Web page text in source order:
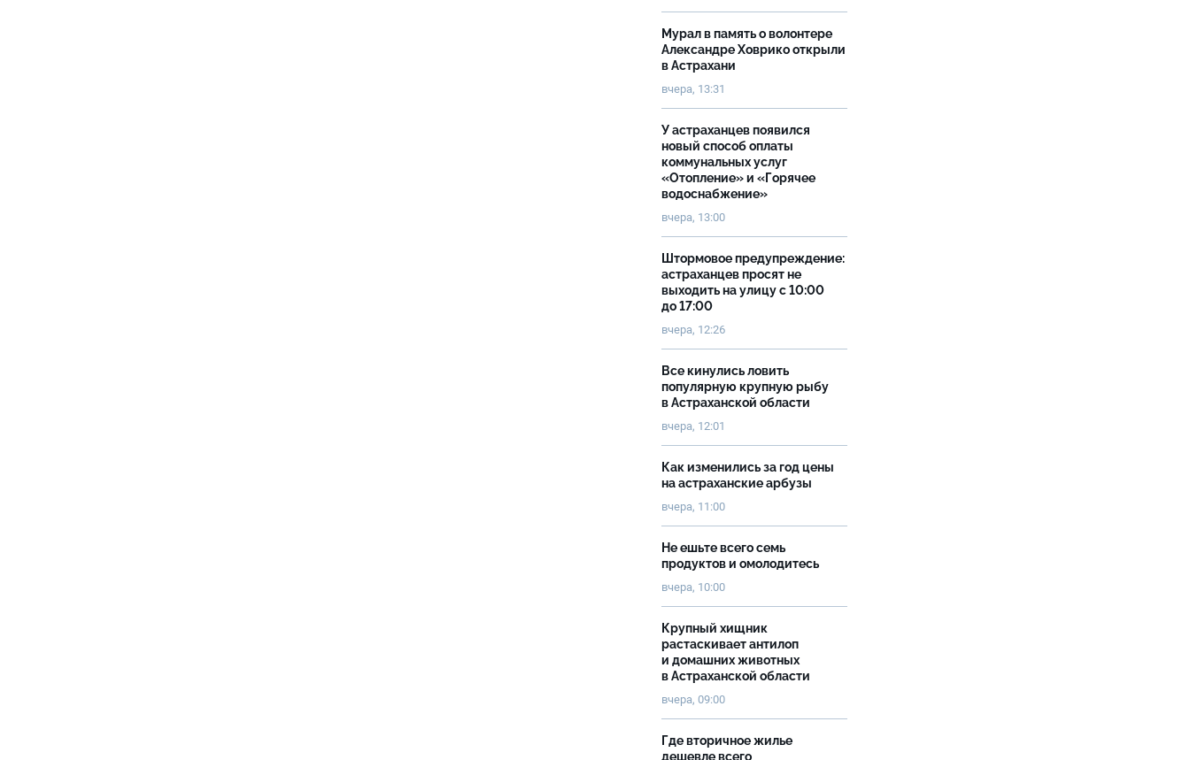
Мурал в память о волонтере
Александре Ховрико открыли
в Астрахани
вчера, 13:31
У астраханцев появился
новый способ оплаты
коммунальных услуг
«Отопление» и «Горячее
водоснабжение»
вчера, 13:00
Штормовое предупреждение:
астраханцев просят не
выходить на улицу с 10:00
до 17:00
вчера, 12:26
Все кинулись ловить
популярную крупную рыбу
в Астраханской области
вчера, 12:01
Как изменились за год цены
на астраханские арбузы
вчера, 11:00
Не ешьте всего семь
продуктов и омолодитесь
вчера, 10:00
Крупный хищник
растаскивает антилоп
и домашних животных
в Астраханской области
вчера, 09:00
Где вторичное жилье
дешевле всего